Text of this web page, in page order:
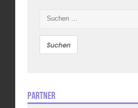
nach:
Partner